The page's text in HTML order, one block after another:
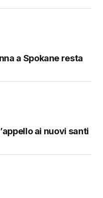
a Spokane resta
ai nuovi santi